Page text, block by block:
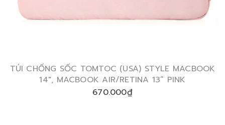
TÚI CHỐNG SỐC TOMTOC (USA) STYLE MACBOOK
14″, MACBOOK AIR/RETINA 13” PINK
670.000₫